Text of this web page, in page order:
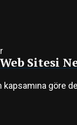
Sitesi
göre